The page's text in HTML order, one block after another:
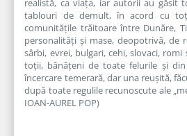
tablouri de demult, în acord cu
comunitățile trăitoare între Dunăre,
personalități și mase, deopotrivă, de
sârbi, evrei, bulgari, cehi, slovaci,
toții, bănățeni de toate felurile și
încercare temerară, dar una reușită,
după toate regulile recunoscute ale
IOAN-AUREL POP)